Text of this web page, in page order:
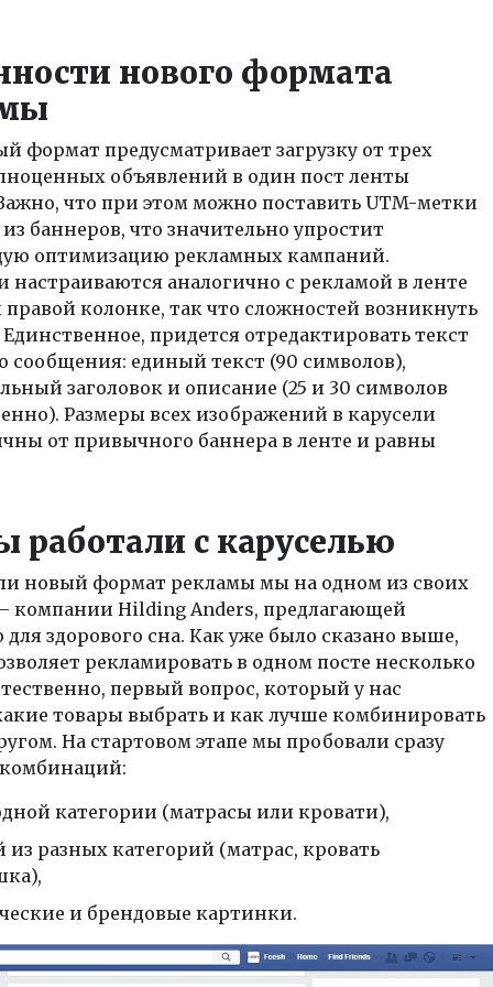
нового формата
формат предусматривает загрузку от трех
объявлений в один пост ленты
что при этом можно поставить UTM-метки
баннеров, что значительно упростит
оптимизацию рекламных кампаний.
настраиваются аналогично с рекламой в ленте
колонке, так что сложностей возникнуть
придется отредактировать текст
сообщения: единый текст (90 символов),
заголовок и описание (25 и 30 символов
Размеры всех изображений в карусели
от привычного баннера в ленте и равны
работали с каруселью
новый формат рекламы мы на одном из своих
компании Hilding Anders, предлагающей
здорового сна. Как уже было сказано выше,
рекламировать в одном посте несколько
первый вопрос, который у нас
товары выбрать и как лучше комбинировать
На стартовом этапе мы пробовали сразу
категории (матрасы или кровати),
разных категорий (матрас, кровать
и брендовые картинки.